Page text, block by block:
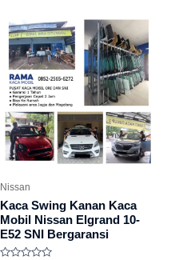
Nissan
Kaca Swing Kanan Kaca
Mobil Nissan Elgrand 10-
E52 SNI Bergaransi